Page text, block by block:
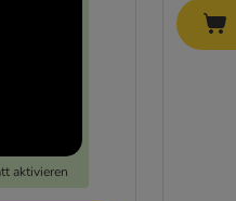
aktivieren